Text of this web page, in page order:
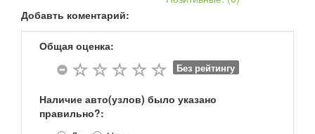
Добавть коментарий:
Общая оценка:
Без рейтингу
Наличие авто(узлов) было указано
правильно?: